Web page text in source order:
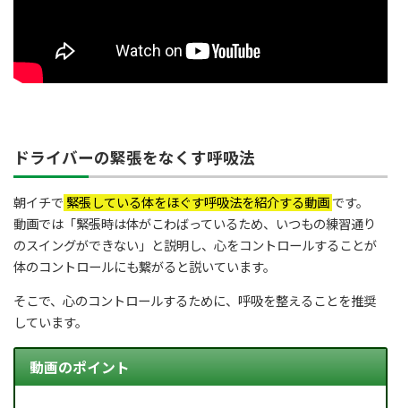
ドライバーの緊張をなくす呼吸法
朝イチで 緊張している体をほぐす呼吸法を紹介する動画です。
動画では「緊張時は体がこわばっているため、いつもの練習通り
のスイングができない」と説明し、心をコントロールすることが
体のコントロールにも繋がると説いています。
そこで、心のコントロールするために、呼吸を整えることを推奨
しています。
動画のポイント